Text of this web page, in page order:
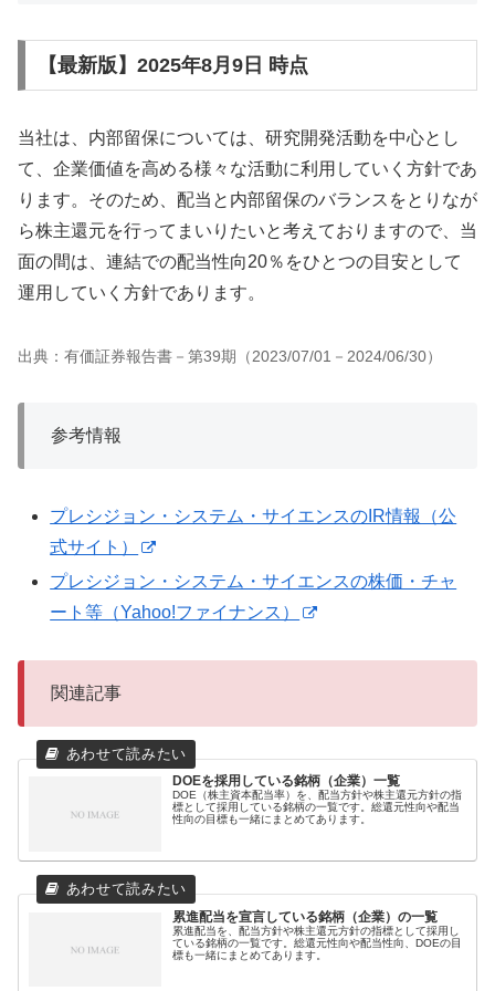
【最新版】2025年8月9日 時点
当社は、内部留保については、研究開発活動を中心とし
て、企業価値を高める様々な活動に利用していく方針であ
ります。そのため、配当と内部留保のバランスをとりなが
ら株主還元を行ってまいりたいと考えておりますので、当
面の間は、連結での配当性向20％をひとつの目安として
運用していく方針であります。
出典：有価証券報告書－第39期（2023/07/01－2024/06/30）
参考情報
プレシジョン・システム・サイエンスのIR情報（公
式サイト）
プレシジョン・システム・サイエンスの株価・チャ
ート等（Yahoo!ファイナンス）
関連記事
DOEを採用している銘柄（企業）一覧
DOE（株主資本配当率）を、配当方針や株主還元方針の指
標として採用している銘柄の一覧です。総還元性向や配当
性向の目標も一緒にまとめてあります。
累進配当を宣言している銘柄（企業）の一覧
累進配当を、配当方針や株主還元方針の指標として採用し
ている銘柄の一覧です。総還元性向や配当性向、DOEの目
標も一緒にまとめてあります。